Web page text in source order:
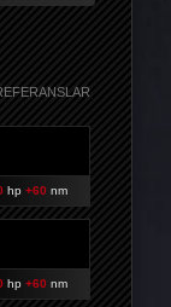
hp +60 nm
hp +60 nm